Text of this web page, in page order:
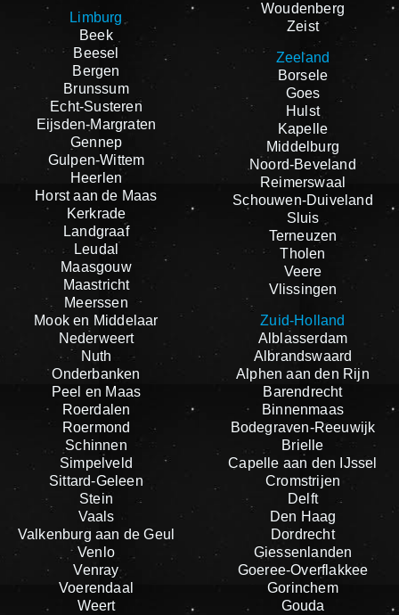
Limburg
Beek
Beesel
Bergen
Brunssum
Echt-Susteren
Eijsden-Margraten
Gennep
Gulpen-Wittem
Heerlen
Horst aan de Maas
Kerkrade
Landgraaf
Leudal
Maasgouw
Maastricht
Meerssen
Mook en Middelaar
Nederweert
Nuth
Onderbanken
Peel en Maas
Roerdalen
Roermond
Schinnen
Simpelveld
Sittard-Geleen
Stein
Vaals
Valkenburg aan de Geul
Venlo
Venray
Voerendaal
Weert
Woudenberg
Zeist
Zeeland
Borsele
Goes
Hulst
Kapelle
Middelburg
Noord-Beveland
Reimerswaal
Schouwen-Duiveland
Sluis
Terneuzen
Tholen
Veere
Vlissingen
Zuid-Holland
Alblasserdam
Albrandswaard
Alphen aan den Rijn
Barendrecht
Binnenmaas
Bodegraven-Reeuwijk
Brielle
Capelle aan den IJssel
Cromstrijen
Delft
Den Haag
Dordrecht
Giessenlanden
Goeree-Overflakkee
Gorinchem
Gouda